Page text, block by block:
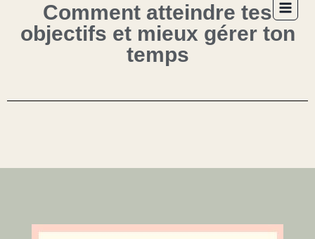
Comment atteindre tes
objectifs et mieux gérer ton
temps